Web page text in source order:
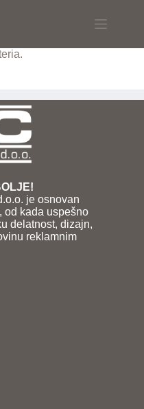
je osnovan
od kada uspešno
delatnost, dizajn,
reklamnim